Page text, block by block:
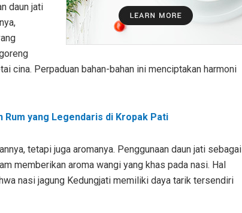
daun jati
cina. Perpaduan bahan-bahan ini menciptakan harmoni
yang Legendaris di Kropak Pati
tetapi juga aromanya. Penggunaan daun jati sebagai
memberikan aroma wangi yang khas pada nasi. Hal
nasi jagung Kedungjati memiliki daya tarik tersendiri